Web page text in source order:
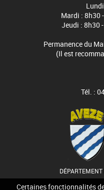
Certaines fonctionnalités
Mardi : 8h30
Jeudi : 8h30
Permanence du
(Il est
Tél. :